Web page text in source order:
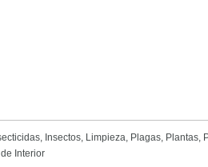
, Insectos, Limpieza, Plagas, Plantas,
Interior